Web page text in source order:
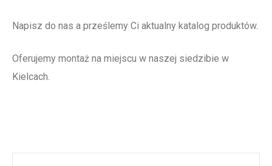
Napisz do nas a prześlemy Ci aktualny katalog produktów.
Oferujemy montaż na miejscu w naszej siedzibie w
Kielcach.